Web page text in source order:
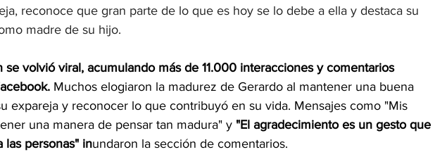
reconoce que gran parte de lo que es hoy se lo debe a ella y destaca su
madre de su hijo.
se volvió viral, acumulando más de 11.000 interacciones y comentarios
Muchos elogiaron la madurez de Gerardo al mantener una buena
expareja y reconocer lo que contribuyó en su vida. Mensajes como "Mis
una manera de pensar tan madura" y "El agradecimiento es un gesto que
las personas" inundaron la sección de comentarios.